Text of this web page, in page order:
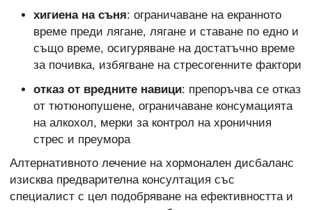
хигиена на съня: ограничаване на екранното
време преди лягане, лягане и ставане по едно и
също време, осигуряване на достатъчно време
за почивка, избягване на стресогенните фактори
отказ от вредните навици: препоръчва се отказ
от тютюнопушене, ограничаване консумацията
на алкохол, мерки за контрол на хроничния
стрес и преумора
Алтернативното лечение на хормонален дисбаланс
изисква предварителна консултация със
специалист с цел подобряване на ефективността и